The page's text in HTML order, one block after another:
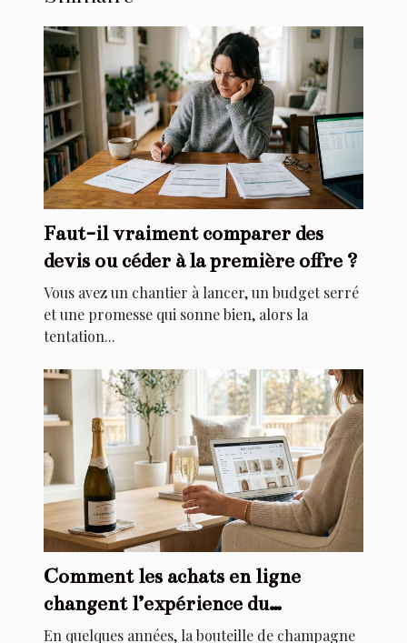
Faut-il vraiment comparer des
devis ou céder à la première offre ?
Vous avez un chantier à lancer, un budget serré
et une promesse qui sonne bien, alors la
tentation...
Comment les achats en ligne
changent l’expérience du
champagne à domicile
En quelques années, la bouteille de champagne